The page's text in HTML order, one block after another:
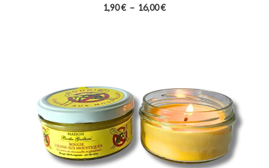
1,90€ – 16,00€